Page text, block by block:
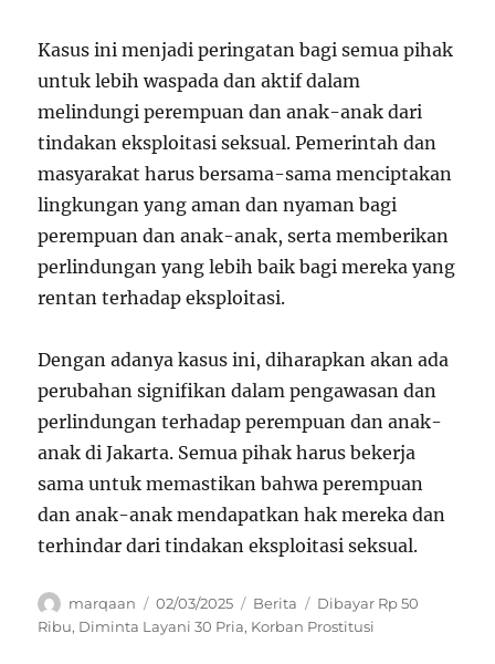
Kasus ini menjadi peringatan bagi semua pihak
untuk lebih waspada dan aktif dalam
melindungi perempuan dan anak-anak dari
tindakan eksploitasi seksual. Pemerintah dan
masyarakat harus bersama-sama menciptakan
lingkungan yang aman dan nyaman bagi
perempuan dan anak-anak, serta memberikan
perlindungan yang lebih baik bagi mereka yang
rentan terhadap eksploitasi.
Dengan adanya kasus ini, diharapkan akan ada
perubahan signifikan dalam pengawasan dan
perlindungan terhadap perempuan dan anak-
anak di Jakarta. Semua pihak harus bekerja
sama untuk memastikan bahwa perempuan
dan anak-anak mendapatkan hak mereka dan
terhindar dari tindakan eksploitasi seksual.
Author
marqaan
Posted
on
02/03/2025 Categories
Berita Tags
Dibayar Rp 50
Ribu, Diminta Layani 30 Pria, Korban Prostitusi